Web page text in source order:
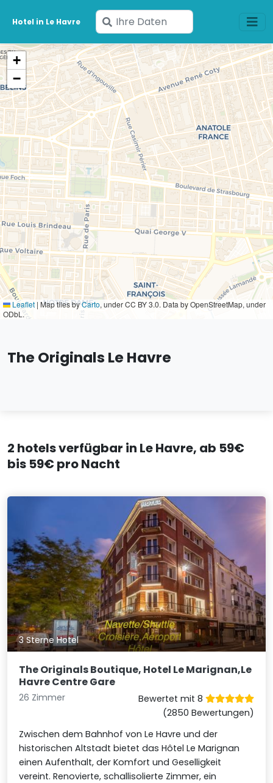
Hotel in Le Havre
Geben
Sie
Ihre
Daten
ein
+
−
Leaflet | Map tiles byCarto, under CC BY 3.0. Data by OpenStreetMap, under
ODbL.
The Originals Le Havre
2 hotels verfügbar in Le Havre, ab 59€
bis 59€ pro Nacht
3 Sterne Hotel
The Originals Boutique, Hotel Le Marignan,Le
Havre Centre Gare
26 Zimmer
Bewertet mit 8
(2850 Bewertungen)
Zwischen dem Bahnhof von Le Havre und der
historischen Altstadt bietet das Hôtel Le Marignan
einen Aufenthalt, der Komfort und Geselligkeit
vereint. Renovierte, schallisolierte Zimmer, ein